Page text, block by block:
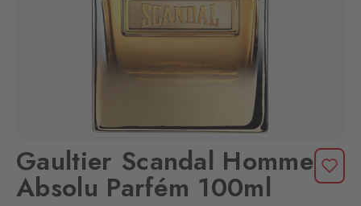
Gaultier Scandal Homme
Absolu Parfém 100ml